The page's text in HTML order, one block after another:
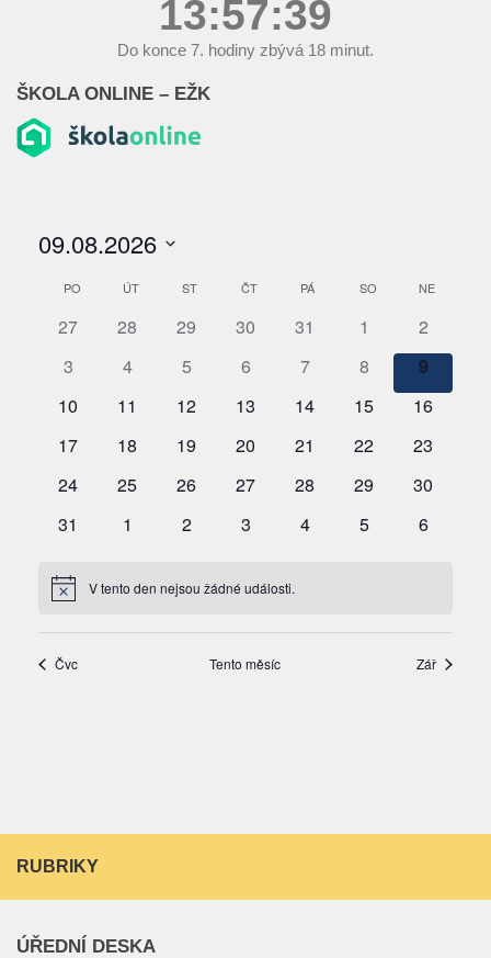
13:57:40
Do konce 7. hodiny zbývá 18 minut.
ŠKOLA ONLINE – EŽK
RUBRIKY
ÚŘEDNÍ DESKA